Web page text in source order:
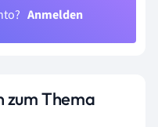
Anmelden
zum Thema